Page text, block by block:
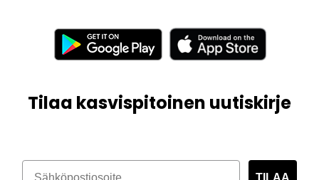
Tilaa kasvispitoinen uutiskirje
TILAA